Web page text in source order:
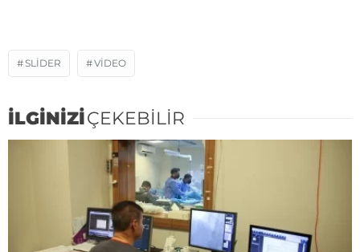
SLIDER VIDEO
İLGİNİZİÇEKEBİLİR